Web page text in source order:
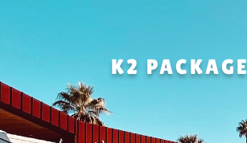
K2 PACKAGE